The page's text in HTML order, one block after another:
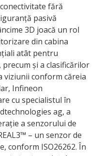
fără
pasivă
3D joacă un rol
din cabina
atât pentru
și a clasificărilor
viziunii conform căreia
Infineon
cu specialistul în
ag, a
a senzorului de
– un senzor de
conform ISO26262. În